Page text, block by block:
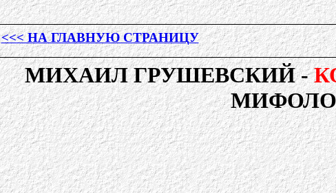
<<< НА ГЛАВНУЮ СТРАНИЦУ
МИХАИЛ ГРУШЕВСКИЙ -